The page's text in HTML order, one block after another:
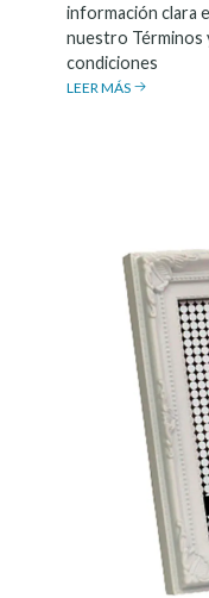
información clara
nuestro Términos
condiciones
LEER MÁS